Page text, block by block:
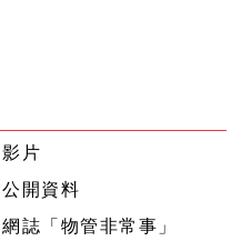
影片
公開資料
網誌「物管非常事」